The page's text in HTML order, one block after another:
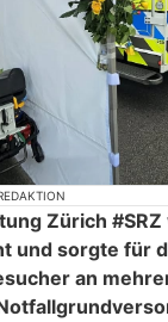
Zürich
und sorgte für
an